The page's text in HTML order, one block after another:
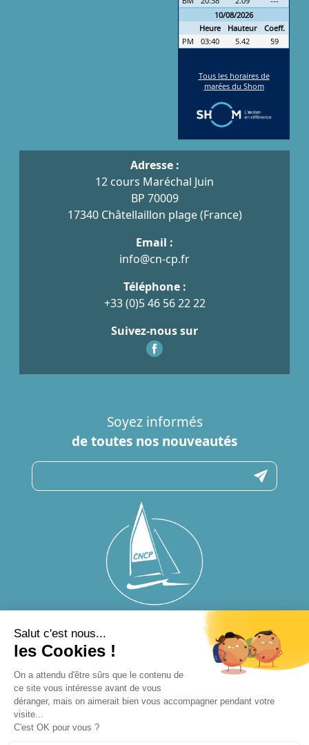
Adresse :
12 cours Maréchal Juin
BP 70009
17340 Châtellaillon plage (France)
Email :
info@cn-cp.fr
Téléphone :
+33 (0)5 46 56 22 22
Suivez-nous sur
Soyez informés
de toutes nos nouveautés
N’hésitez pas à nous contacter
pour toute question
CONTACTEZ-NOUS